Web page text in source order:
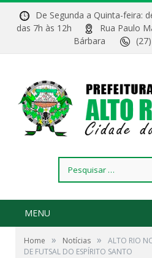
De Segunda a Quinta-feira:
das 7h às 12h
Rua Paulo
Bárbara
por:
MENU
Home » Notícias »
ALTO RIO
DE FUTSAL DO ESPÍRITO SANTO